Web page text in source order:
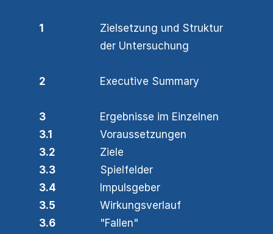
1
Zielsetzung und Struktur
der Untersuchung
2 Executive Summary
3
Ergebnisse im Einzelnen
3.1
Voraussetzungen
3.2
Ziele
3.3
Spielfelder
3.4
Impulsgeber
3.5
Wirkungsverlauf
3.6
"Fallen"